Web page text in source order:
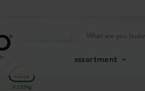
assortment
loft urban saucer round 30cm living concrete
0.255kg